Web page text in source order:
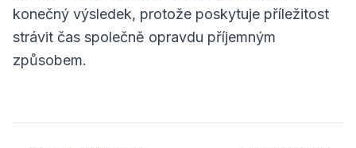
konečný výsledek, protože poskytuje příležitost
strávit čas společně opravdu příjemným
způsobem.